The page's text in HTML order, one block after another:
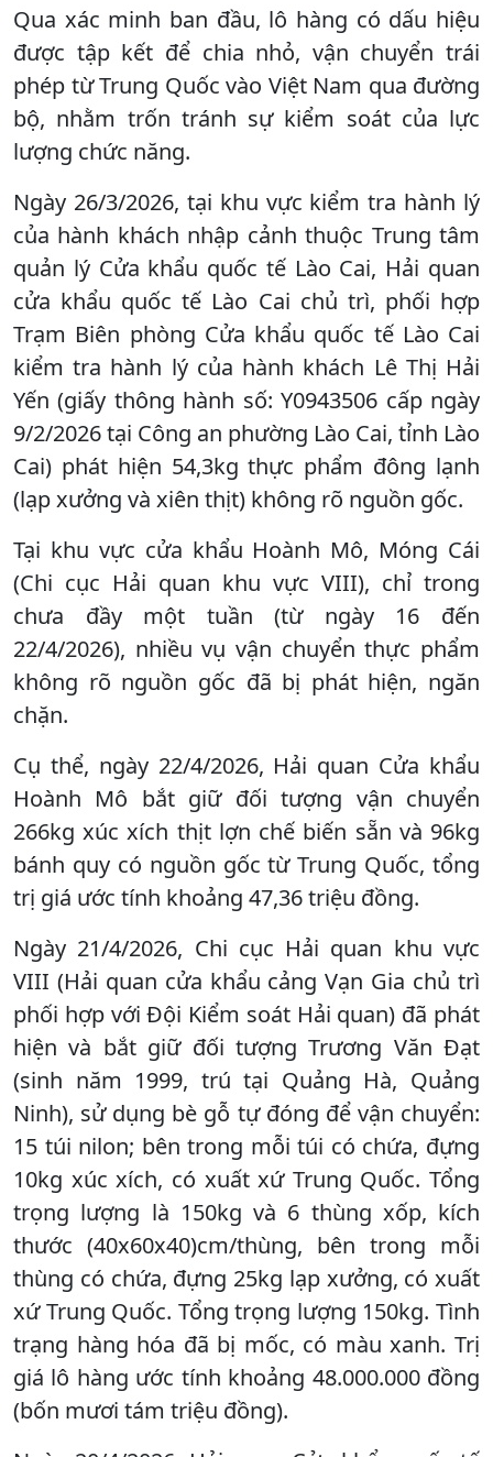
Qua xác minh ban đầu, lô hàng có dấu hiệu
được tập kết để chia nhỏ, vận chuyển trái
phép từ Trung Quốc vào Việt Nam qua đường
bộ, nhằm trốn tránh sự kiểm soát của lực
lượng chức năng.
Ngày 26/3/2026, tại khu vực kiểm tra hành lý
của hành khách nhập cảnh thuộc Trung tâm
quản lý Cửa khẩu quốc tế Lào Cai, Hải quan
cửa khẩu quốc tế Lào Cai chủ trì, phối hợp
Trạm Biên phòng Cửa khẩu quốc tế Lào Cai
kiểm tra hành lý của hành khách Lê Thị Hải
Yến (giấy thông hành số: Y0943506 cấp ngày
9/2/2026 tại Công an phường Lào Cai, tỉnh Lào
Cai) phát hiện 54,3kg thực phẩm đông lạnh
(lạp xưởng và xiên thịt) không rõ nguồn gốc.
Tại khu vực cửa khẩu Hoành Mô, Móng Cái
(Chi cục Hải quan khu vực VIII), chỉ trong
chưa đầy một tuần (từ ngày 16 đến
22/4/2026), nhiều vụ vận chuyển thực phẩm
không rõ nguồn gốc đã bị phát hiện, ngăn
chặn.
Cụ thể, ngày 22/4/2026, Hải quan Cửa khẩu
Hoành Mô bắt giữ đối tượng vận chuyển
266kg xúc xích thịt lợn chế biến sẵn và 96kg
bánh quy có nguồn gốc từ Trung Quốc, tổng
trị giá ước tính khoảng 47,36 triệu đồng.
Ngày 21/4/2026, Chi cục Hải quan khu vực
VIII (Hải quan cửa khẩu cảng Vạn Gia chủ trì
phối hợp với Đội Kiểm soát Hải quan) đã phát
hiện và bắt giữ đối tượng Trương Văn Đạt
(sinh năm 1999, trú tại Quảng Hà, Quảng
Ninh), sử dụng bè gỗ tự đóng để vận chuyển:
15 túi nilon; bên trong mỗi túi có chứa, đựng
10kg xúc xích, có xuất xứ Trung Quốc. Tổng
trọng lượng là 150kg và 6 thùng xốp, kích
thước (40x60x40)cm/thùng, bên trong mỗi
thùng có chứa, đựng 25kg lạp xưởng, có xuất
xứ Trung Quốc. Tổng trọng lượng 150kg. Tình
trạng hàng hóa đã bị mốc, có màu xanh. Trị
giá lô hàng ước tính khoảng 48.000.000 đồng
(bốn mươi tám triệu đồng).